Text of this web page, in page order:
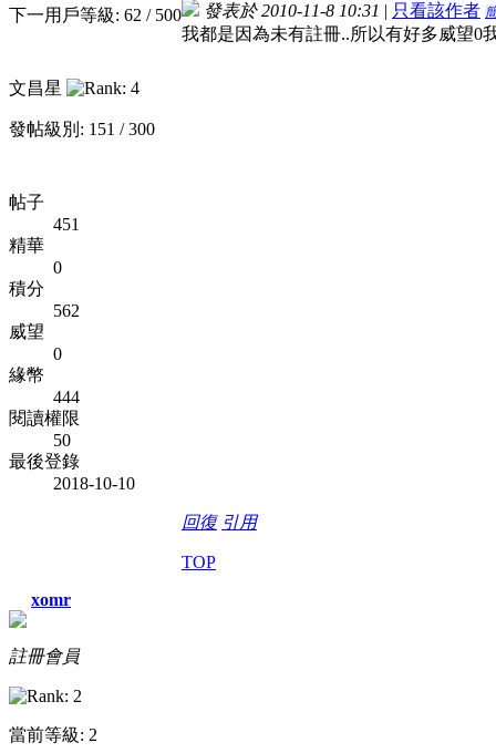
下一用戶等級: 62 / 500
文昌星
發帖級別: 151 / 300
帖子
451
精華
0
積分
562
威望
0
緣幣
444
閱讀權限
50
最後登錄
2018-10-10
發表於 2010-11-8 10:31 | 只看該作者
我都是因為未有註冊..所以有好多威望0
回復 引用
TOP
xomr
註冊會員
當前等級: 2